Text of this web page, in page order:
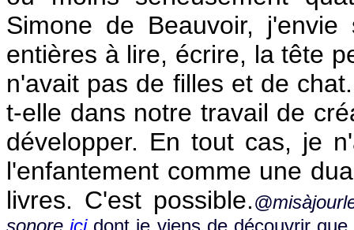
Simone de Beauvoir,
entières à lire, écrire, la tête
n'avait pas de filles et de
t-elle dans notre travail de
développer. En tout cas, je
l'enfantement comme une
livres. C'est possible.
sonore ici dont je viens de découvrir